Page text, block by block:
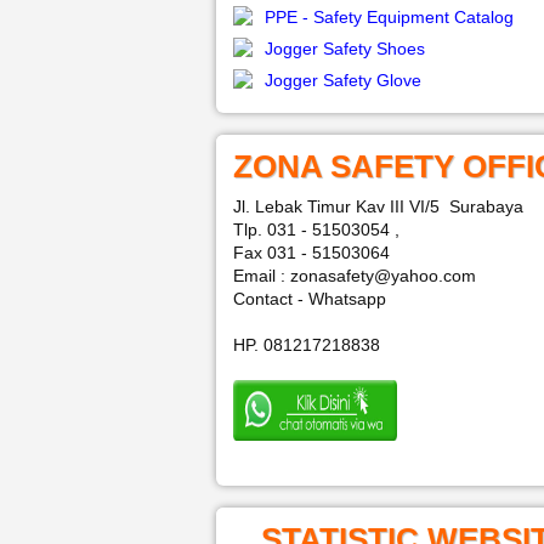
PPE - Safety Equipment Catalog
Jogger Safety Shoes
Jogger Safety Glove
ZONA SAFETY
Jl. Lebak Timur Kav III VI/5 Surabaya
Tlp. 031 - 51503054 ,
Fax 031 - 51503064
Email : zonasafety@yahoo.com
Contact - Whatsapp
HP. 081217218838